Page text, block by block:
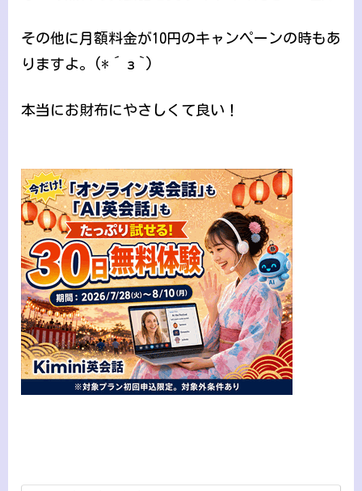
その他に月額料金が10円のキャンペーンの時もあ
りますよ。(*´з`)
本当にお財布にやさしくて良い！